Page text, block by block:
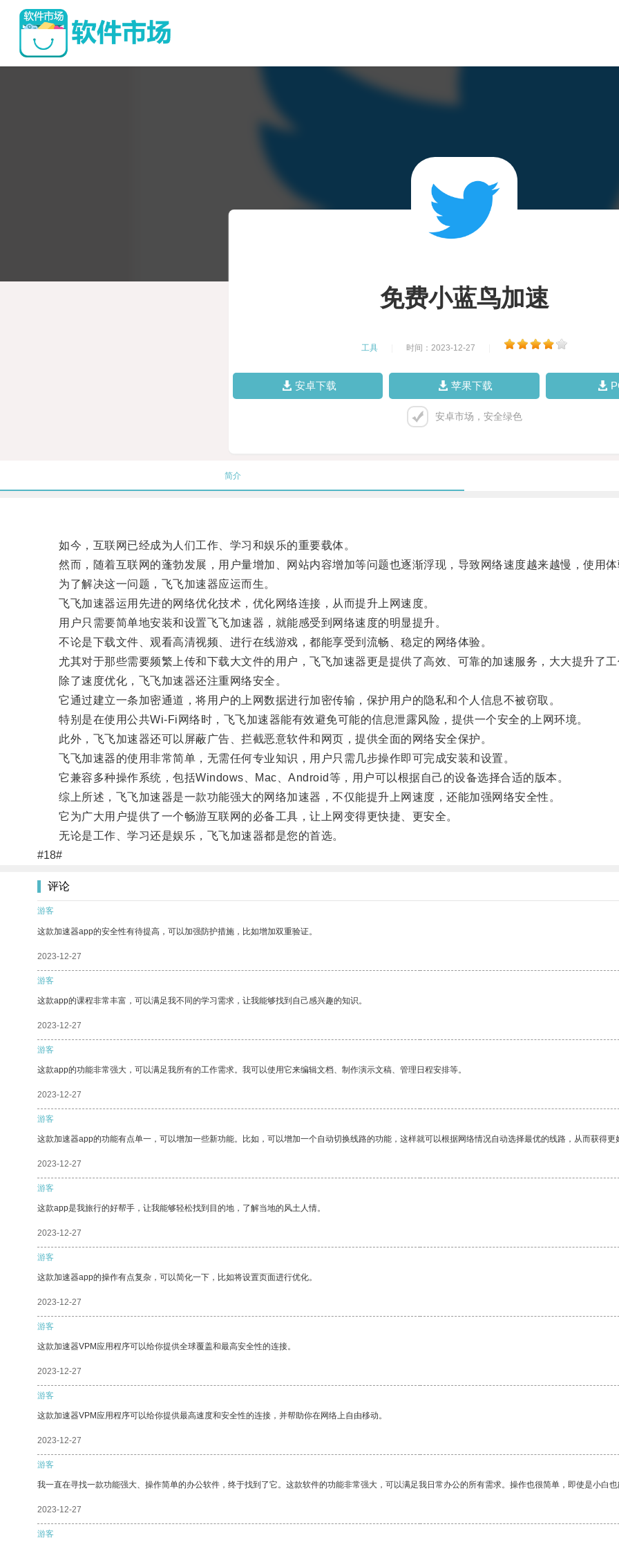
免费小蓝鸟加速
工具 时间：2023-12-27
安卓下载 苹果下载
安卓市场，安全绿色
简介
如今，互联网已经成为人们工作、学习和娱乐的重要载体。
然而，随着互联网的蓬勃发展，用户量增加、网站内容增加等问题也逐渐浮现，导致网络速度越来越慢，使用
为了解决这一问题，飞飞加速器应运而生。
飞飞加速器运用先进的网络优化技术，优化网络连接，从而提升上网速度。
用户只需要简单地安装和设置飞飞加速器，就能感受到网络速度的明显提升。
不论是下载文件、观看高清视频、进行在线游戏，都能享受到流畅、稳定的网络体验。
尤其对于那些需要频繁上传和下载大文件的用户，飞飞加速器更是提供了高效、可靠的加速服务，大大提升了
除了速度优化，飞飞加速器还注重网络安全。
它通过建立一条加密通道，将用户的上网数据进行加密传输，保护用户的隐私和个人信息不被窃取。
特别是在使用公共Wi-Fi网络时，飞飞加速器能有效避免可能的信息泄露风险，提供一个安全的上网环境。
此外，飞飞加速器还可以屏蔽广告、拦截恶意软件和网页，提供全面的网络安全保护。
飞飞加速器的使用非常简单，无需任何专业知识，用户只需几步操作即可完成安装和设置。
它兼容多种操作系统，包括Windows、Mac、Android等，用户可以根据自己的设备选择合适的版本。
综上所述，飞飞加速器是一款功能强大的网络加速器，不仅能提升上网速度，还能加强网络安全性。
它为广大用户提供了一个畅游互联网的必备工具，让上网变得更快捷、更安全。
无论是工作、学习还是娱乐，飞飞加速器都是您的首选。
#18#
评论
游客
这款加速器app的安全性有待提高，可以加强防护措施，比如增加双重验证。
2023-12-27
游客
这款app的课程非常丰富，可以满足我不同的学习需求，让我能够找到自己感兴趣的知识。
2023-12-27
游客
这款app的功能非常强大，可以满足我所有的工作需求。我可以使用它来编辑文档、制作演示文稿、管理日程安排等。
2023-12-27
游客
这款加速器app的功能有点单一，可以增加一些新功能。比如，可以增加一个自动切换线路的功能，这样就可以根据网络情况自动选择最优的线路，从而获得更
2023-12-27
游客
这款app是我旅行的好帮手，让我能够轻松找到目的地，了解当地的风土人情。
2023-12-27
游客
这款加速器app的操作有点复杂，可以简化一下，比如将设置页面进行优化。
2023-12-27
游客
这款加速器VPM应用程序可以给你提供全球覆盖和最高安全性的连接。
2023-12-27
游客
这款加速器VPM应用程序可以给你提供最高速度和安全性的连接，并帮助你在网络上自由移动。
2023-12-27
游客
我一直在寻找一款功能强大、操作简单的办公软件，终于找到了它。这款软件的功能非常强大，可以满足我日常办公的所有需求。操作也很简单，即使是小白
2023-12-27
游客